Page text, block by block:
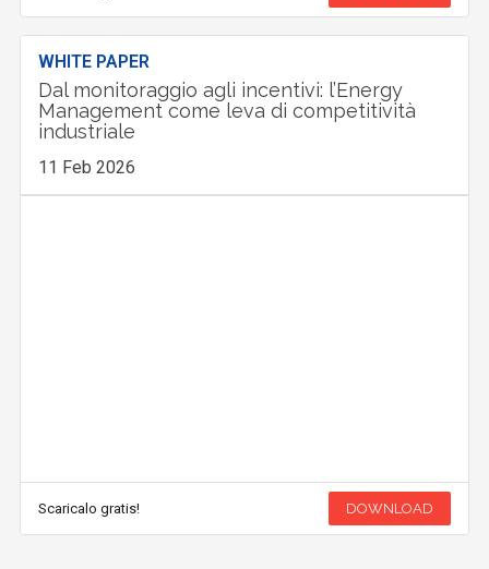
WHITE PAPER
Dal monitoraggio agli incentivi: l’Energy
Management come leva di competitività
industriale
11 Feb 2026
Scaricalo gratis! DOWNLOAD